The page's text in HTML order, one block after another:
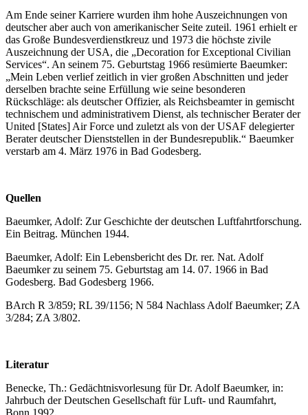
Am Ende seiner Karriere wurden ihm hohe Auszeichnungen von
deutscher aber auch von amerikanischer Seite zuteil. 1961 erhielt er
das Große Bundesverdienstkreuz und 1973 die höchste zivile
Auszeichnung der USA, die „Decoration for Exceptional Civilian
Services“. An seinem 75. Geburtstag 1966 resümierte Baeumker:
„Mein Leben verlief zeitlich in vier großen Abschnitten und jeder
derselben brachte seine Erfüllung wie seine besonderen
Rückschläge: als deutscher Offizier, als Reichsbeamter in gemischt
technischem und administrativem Dienst, als technischer Berater der
United [States] Air Force und zuletzt als von der USAF delegierter
Berater deutscher Dienststellen in der Bundesrepublik.“ Baeumker
verstarb am 4. März 1976 in Bad Godesberg.
Quellen
Baeumker, Adolf: Zur Geschichte der deutschen Luftfahrtforschung.
Ein Beitrag. München 1944.
Baeumker, Adolf: Ein Lebensbericht des Dr. rer. Nat. Adolf
Baeumker zu seinem 75. Geburtstag am 14. 07. 1966 in Bad
Godesberg. Bad Godesberg 1966.
BArch R 3/859; RL 39/1156; N 584 Nachlass Adolf Baeumker; ZA
3/284; ZA 3/802.
Literatur
Benecke, Th.: Gedächtnisvorlesung für Dr. Adolf Baeumker, in:
Jahrbuch der Deutschen Gesellschaft für Luft- und Raumfahrt,
Bonn 1992.